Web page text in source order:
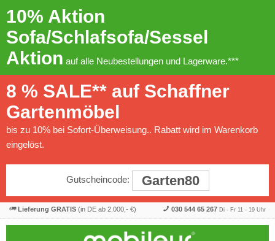
10% Aktion
Sofa/Schlafsofa/Sessel
Aktion auf alle Neubestellungen und Lagerware.***
8 % SALE** auf Schaffner
Gartenmöbel
bis zu 10% bei Sofort-Überweisung.. Rabatt wird im Warenkorb
eingelöst.
Gutscheincode: Garten80
Lieferung GRATIS (in DE ab 2.000,- €) 030 544 65 267 Di - Fr 11 - 19 Uhr